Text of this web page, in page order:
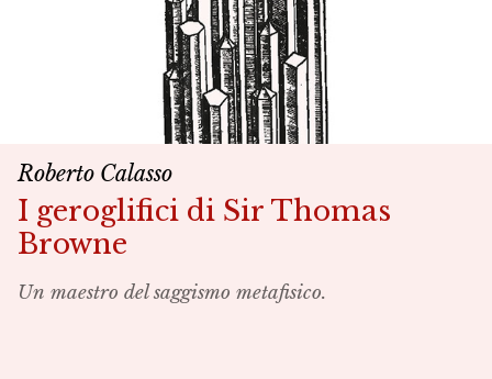
Roberto Calasso
I geroglifici di Sir Thomas
Browne
Un maestro del saggismo metafisico.